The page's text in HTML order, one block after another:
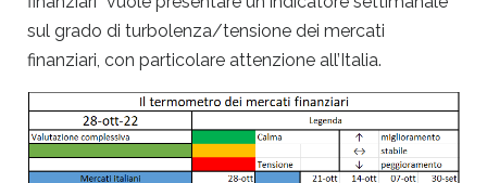
sul grado di turbolenza/tensione dei mercati
finanziari, con particolare attenzione all’Italia.